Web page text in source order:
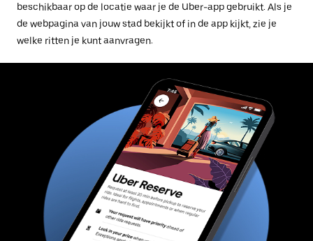
beschikbaar op de locatie waar je de Uber-app gebruikt. Als je
de webpagina van jouw stad bekijkt of in de app kijkt, zie je
welke ritten je kunt aanvragen.